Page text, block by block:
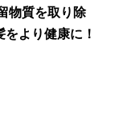
物質を取り除
より健康に！